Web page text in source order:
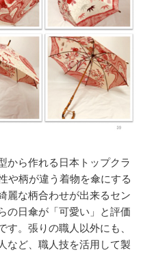
から作れる日本トップクラ
や柄が違う着物を傘にする
麗な柄合わせが出来るセン
の日傘が「可愛い」と評価
。張りの職人以外にも、
など、職人技を活用して製